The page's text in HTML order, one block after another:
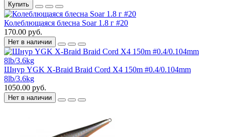
Купить
Колеблющаяся блесна Soar 1.8 г #20
170.00 руб.
Нет в наличии
Шнур YGK X-Braid Braid Cord X4 150m #0.4/0.104mm
8lb/3.6kg
1050.00 руб.
Нет в наличии